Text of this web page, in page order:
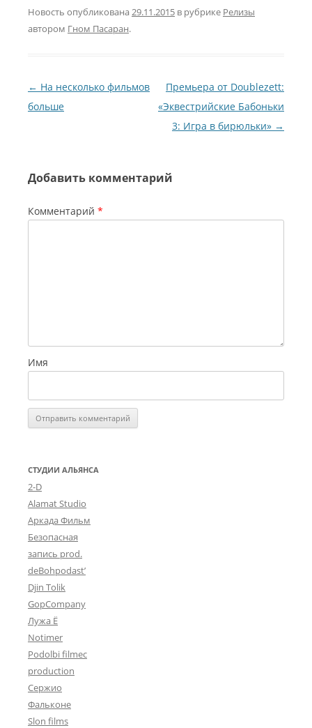
Новость опубликована29.11.2015 в рубрике Релизы
автором Гном Пасаран.
Навигация по записям
← На несколько фильмов
больше
Премьера от Doublezett:
«Эквестрийские Бабоньки
3: Игра в бирюльки» →
Добавить комментарий
Комментарий *
Имя
СТУДИИ АЛЬЯНСА
2-D
Alamat Studio
Аркада Фильм
Безопасная
запись prod.
deBohpodast’
Djin Tolik
GopCompany
Лужа Ё
Notimer
Podolbi filmec
production
Сержио
Фальконе
Slon films